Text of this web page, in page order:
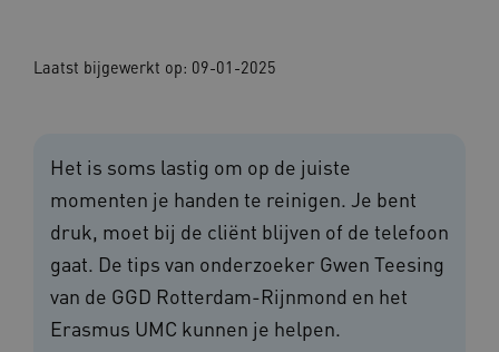
Laatst bijgewerkt op: 09-01-2025
Het is soms lastig om op de juiste
momenten je handen te reinigen. Je bent
druk, moet bij de cliënt blijven of de telefoon
gaat. De tips van onderzoeker Gwen Teesing
van de GGD Rotterdam-Rijnmond en het
Erasmus UMC kunnen je helpen.